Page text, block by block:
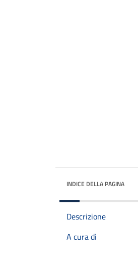
INDICE DELLA PAGINA
Descrizione
A cura di